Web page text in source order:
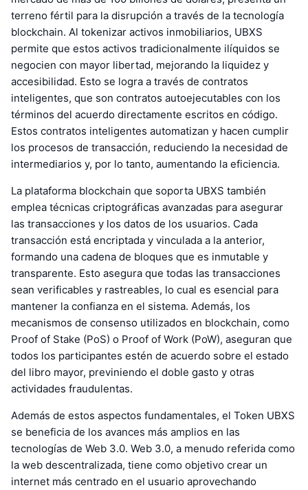
terreno fértil para la disrupción a través de la tecnología
blockchain. Al tokenizar activos inmobiliarios, UBXS
permite que estos activos tradicionalmente ilíquidos se
negocien con mayor libertad, mejorando la liquidez y
accesibilidad. Esto se logra a través de contratos
inteligentes, que son contratos autoejecutables con los
términos del acuerdo directamente escritos en código.
Estos contratos inteligentes automatizan y hacen cumplir
los procesos de transacción, reduciendo la necesidad de
intermediarios y, por lo tanto, aumentando la eficiencia.
La plataforma blockchain que soporta UBXS también
emplea técnicas criptográficas avanzadas para asegurar
las transacciones y los datos de los usuarios. Cada
transacción está encriptada y vinculada a la anterior,
formando una cadena de bloques que es inmutable y
transparente. Esto asegura que todas las transacciones
sean verificables y rastreables, lo cual es esencial para
mantener la confianza en el sistema. Además, los
mecanismos de consenso utilizados en blockchain, como
Proof of Stake (PoS) o Proof of Work (PoW), aseguran que
todos los participantes estén de acuerdo sobre el estado
del libro mayor, previniendo el doble gasto y otras
actividades fraudulentas.
Además de estos aspectos fundamentales, el Token UBXS
se beneficia de los avances más amplios en las
tecnologías de Web 3.0. Web 3.0, a menudo referida como
la web descentralizada, tiene como objetivo crear un
internet más centrado en el usuario aprovechando